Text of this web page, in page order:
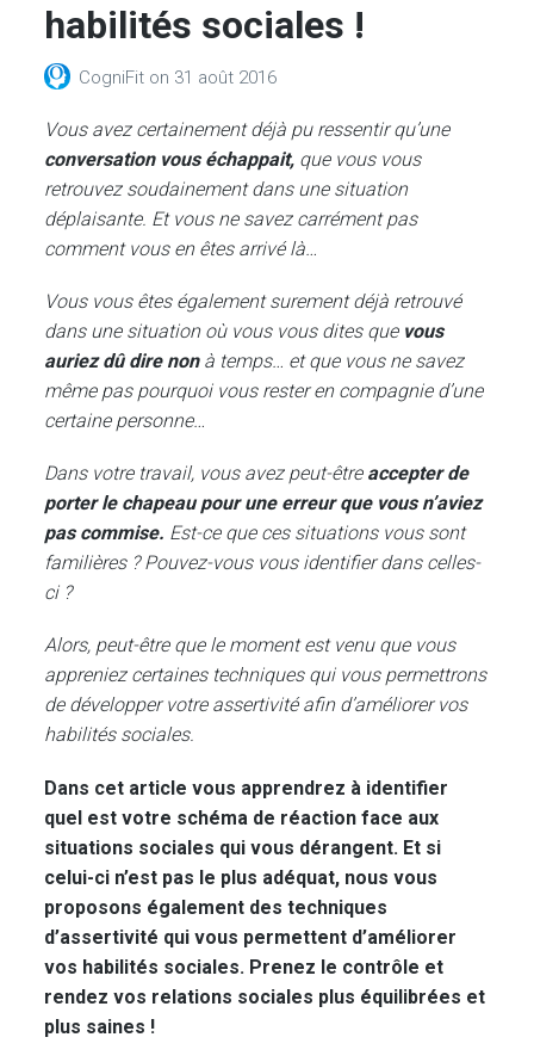
habilités sociales !
CogniFit on 31 août 2016
Vous avez certainement déjà pu ressentir qu’une
conversation vous échappait, que vous vous
retrouvez soudainement dans une situation
déplaisante. Et vous ne savez carrément pas
comment vous en êtes arrivé là…
Vous vous êtes également surement déjà retrouvé
dans une situation où vous vous dites que vous
auriez dû dire non à temps… et que vous ne savez
même pas pourquoi vous rester en compagnie d’une
certaine personne…
Dans votre travail, vous avez peut-être accepter de
porter le chapeau pour une erreur que vous n’aviez
pas commise. Est-ce que ces situations vous sont
familières ? Pouvez-vous vous identifier dans celles-
ci ?
Alors, peut-être que le moment est venu que vous
appreniez certaines techniques qui vous permettrons
de développer votre assertivité afin d’améliorer vos
habilités sociales.
Dans cet articlevous apprendrez à identifier
quel est votre schéma de réaction face aux
situations sociales qui vous dérangent. Et si
celui-ci n’est pas le plus adéquat, nous vous
proposons également destechniques
d’assertivité qui vous permettent d’améliorer
vos habilités sociales. Prenez le contrôle et
rendez vos relations sociales plus équilibrées et
plus saines !